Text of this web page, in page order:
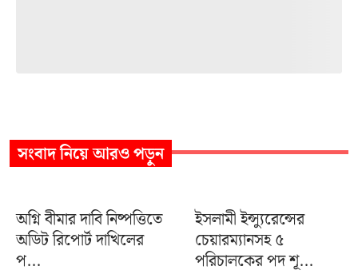
সংবাদনিয়ে আরও পড়ুন
অগ্নি বীমার দাবি নিষ্পত্তিতে
অডিট রিপোর্ট দাখিলের
প...
ইসলামী ইন্স্যুরেন্সের
চেয়ারম্যানসহ ৫
পরিচালকের পদ শূ...